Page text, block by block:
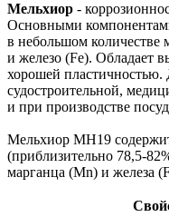
Мельхиор -
Основными
в небольшом количестве
и железо (Fe). Обладает
хорошей пластичностью.
судостроительной,
и при производстве
Мельхиор МН19
(приблизительно 78,5-
марганца (Mn) и железа